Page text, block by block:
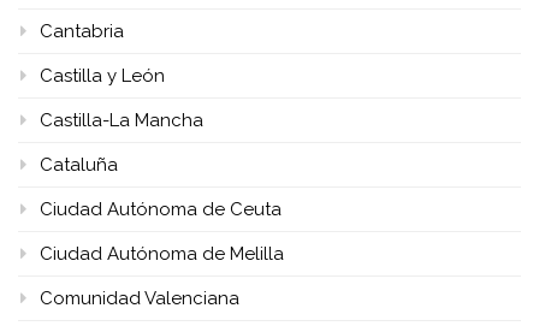
Cantabria
Castilla y León
Castilla-La Mancha
Cataluña
Ciudad Autónoma de Ceuta
Ciudad Autónoma de Melilla
Comunidad Valenciana